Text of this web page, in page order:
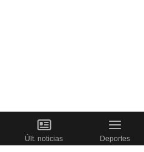
Últ. noticias Deportes